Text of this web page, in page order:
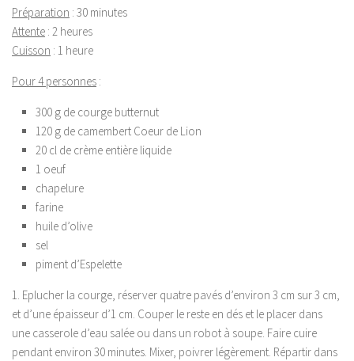
Préparation : 30 minutes
Attente : 2 heures
Cuisson : 1 heure
Pour 4 personnes :
300 g de courge butternut
120 g de camembert Coeur de Lion
20 cl de crème entière liquide
1 oeuf
chapelure
farine
huile d’olive
sel
piment d’Espelette
1. Eplucher la courge, réserver quatre pavés d’environ 3 cm sur 3 cm,
et d’une épaisseur d’1 cm. Couper le reste en dés et le placer dans
une casserole d’eau salée ou dans un robot à soupe. Faire cuire
pendant environ 30 minutes. Mixer, poivrer légèrement. Répartir dans